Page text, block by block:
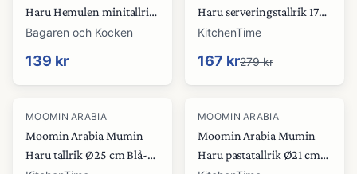
Haru Hemulen minitallrik
12 cm
Bagaren och Kocken
139 kr
Haru serveringstallrik 17
cm Blå-vit
KitchenTime
167 kr279 kr
-40%
MOOMIN ARABIA
Moomin Arabia Mumin
Haru tallrik Ø25 cm Blå-
-40%
MOOMIN ARABIA
Moomin Arabia Mumin
Haru pastatallrik Ø21 cm